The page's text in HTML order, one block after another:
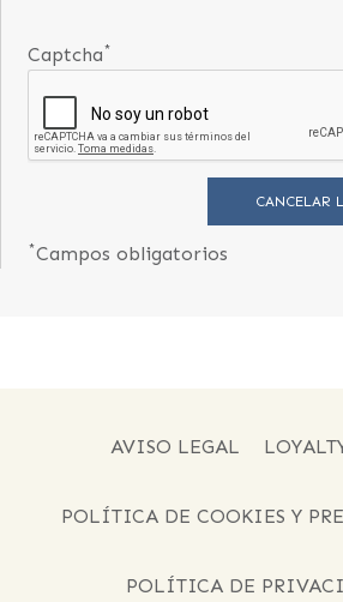
Captcha*
*Campos obligatorios
AVISO LEGAL
POLÍTICA DE COOKIES Y
POLÍTICA DE